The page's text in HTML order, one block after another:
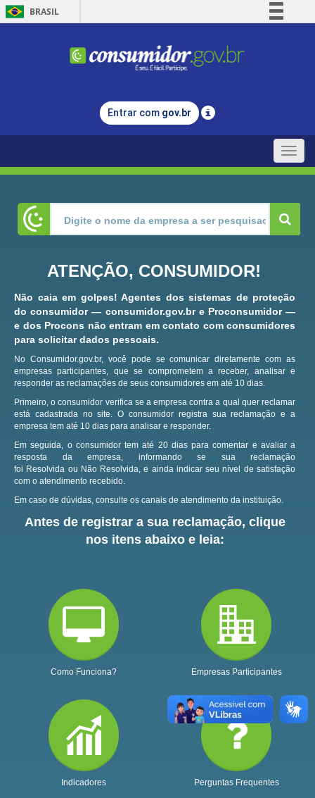
BRASIL
Comunica BR
Legislação
Entrar com gov.br
Toggle
ATENÇÃO, CONSUMIDOR!
Não caia em golpes! Agentes dos sistemas de proteção
do consumidor — consumidor.gov.br e Proconsumidor —
e dos Procons não entram em contato com consumidores
para solicitar dados pessoais.
No Consumidor.gov.br, você pode se comunicar diretamente com as
empresas participantes, que se comprometem a receber, analisar e
responder as reclamações de seus consumidores em até 10 dias.
Primeiro, o consumidor verifica se a empresa contra a qual quer reclamar
está cadastrada no site.O consumidor registra sua reclamação e a
empresa tem até 10 dias para analisar e responder.
Em seguida, o consumidor tem até 20 dias para comentar e avaliar a
resposta da empresa, informando se sua reclamação
foi Resolvida ou Não Resolvida, e ainda indicar seu nível de satisfação
com o atendimento recebido.
Em caso de dúvidas, consulte os canais de atendimento da instituição.
Antes de registrar a sua reclamação, clique
nos itens abaixo e leia:
Como Funciona? Empresas Participantes
Indicadores Perguntas Frequentes